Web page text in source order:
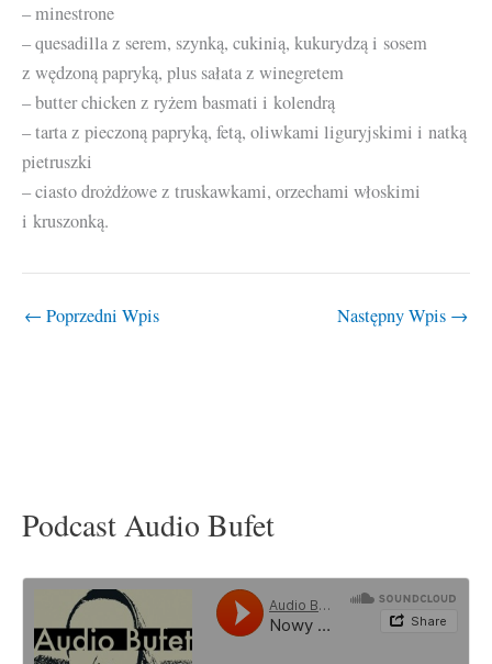
– minestrone
– quesadilla z serem, szynką, cukinią, kukurydzą i sosem
z wędzoną papryką, plus sałata z winegretem
– butter chicken z ryżem basmati i kolendrą
– tarta z pieczoną papryką, fetą, oliwkami liguryjskimi i natką
pietruszki
– ciasto drożdżowe z truskawkami, orzechami włoskimi
i kruszonką.
← Poprzedni Wpis Następny Wpis →
Podcast Audio Bufet